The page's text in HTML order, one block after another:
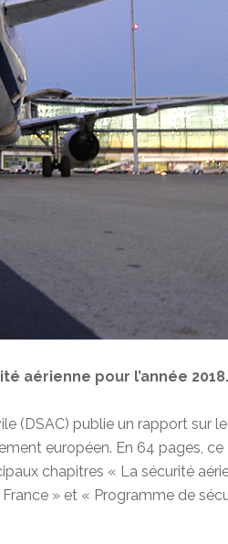
aérienne pour l’année 2018.
(DSAC) publie un rapport sur le
européen. En 64 pages, ce
chapitres « La sécurité
» et « Programme de